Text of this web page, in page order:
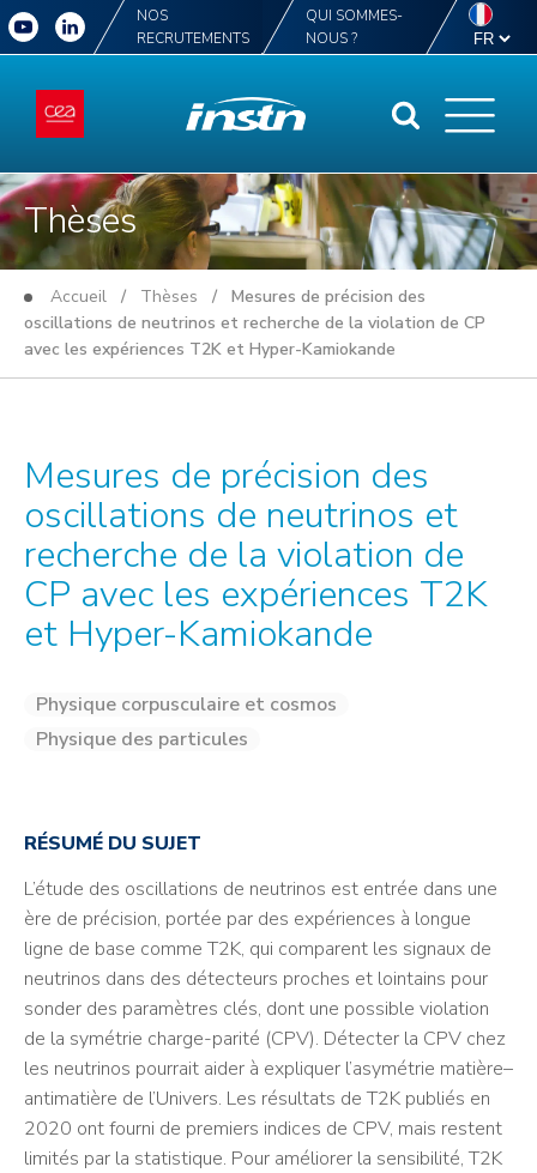
NOS
RECRUTEMENTS
QUI SOMMES-
NOUS ?
Thèses
Accueil / Thèses / Mesures de précision des
oscillations de neutrinos et recherche de la violation de CP
avec les expériences T2K et Hyper-Kamiokande
Mesures de précision des
oscillations de neutrinos et
recherche de la violation de
CP avec les expériences T2K
et Hyper-Kamiokande
Physique corpusculaire et cosmos
Physique des particules
RÉSUMÉ DU SUJET
L’étude des oscillations de neutrinos est entrée dans une
ère de précision, portée par des expériences à longue
ligne de base comme T2K, qui comparent les signaux de
neutrinos dans des détecteurs proches et lointains pour
sonder des paramètres clés, dont une possible violation
de la symétrie charge-parité (CPV). Détecter la CPV chez
les neutrinos pourrait aider à expliquer l’asymétrie matière–
antimatière de l’Univers. Les résultats de T2K publiés en
2020 ont fourni de premiers indices de CPV, mais restent
limités par la statistique. Pour améliorer la sensibilité, T2K